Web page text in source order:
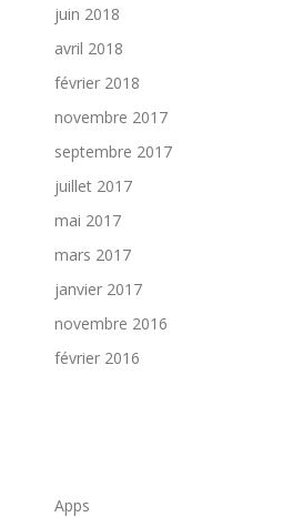
juin 2018
avril 2018
février 2018
novembre 2017
septembre 2017
juillet 2017
mai 2017
mars 2017
janvier 2017
novembre 2016
février 2016
Apps